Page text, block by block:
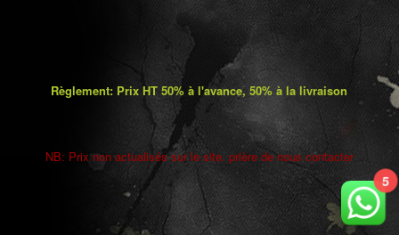
Règlement: Prix HT 50% à l'avance, 50% à la livraison
NB: Prix non actualisés sur le site. prière de nous contacter
5